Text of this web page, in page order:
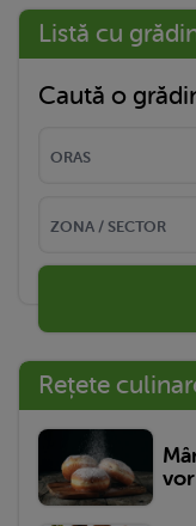
Listă cu
Caută o
Rețete